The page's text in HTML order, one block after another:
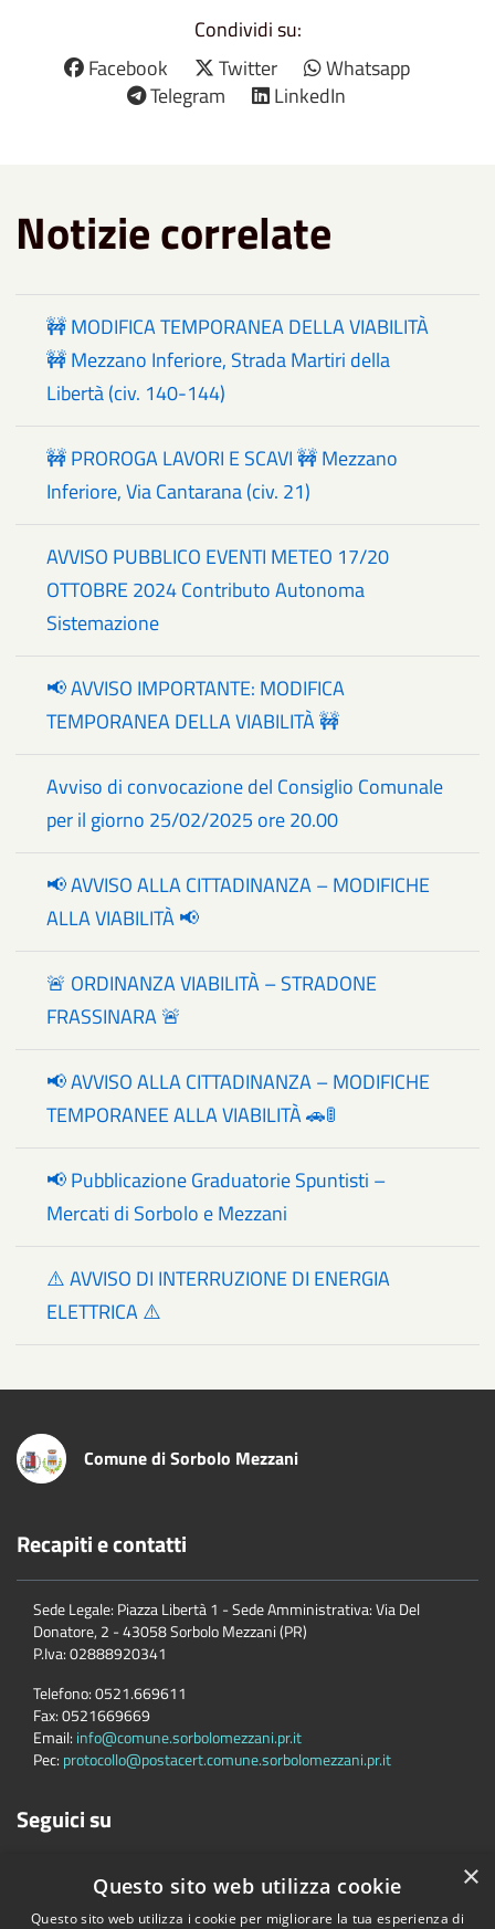
Condividi su:
Facebook
Twitter
Whatsapp
Telegram
LinkedIn
Notizie correlate
🚧 MODIFICA TEMPORANEA DELLA VIABILITÀ
🚧 Mezzano Inferiore, Strada Martiri della
Libertà (civ. 140-144)
🚧 PROROGA LAVORI E SCAVI 🚧 Mezzano
Inferiore, Via Cantarana (civ. 21)
AVVISO PUBBLICO EVENTI METEO 17/20
OTTOBRE 2024 Contributo Autonoma
Sistemazione
📢 AVVISO IMPORTANTE: MODIFICA
TEMPORANEA DELLA VIABILITÀ 🚧
Avviso di convocazione del Consiglio Comunale
per il giorno 25/02/2025 ore 20.00
📢 AVVISO ALLA CITTADINANZA – MODIFICHE
ALLA VIABILITÀ 📢
🚨 ORDINANZA VIABILITÀ – STRADONE
FRASSINARA 🚨
📢 AVVISO ALLA CITTADINANZA – MODIFICHE
TEMPORANEE ALLA VIABILITÀ 🚗🚦
📢 Pubblicazione Graduatorie Spuntisti –
Mercati di Sorbolo e Mezzani
⚠️ AVVISO DI INTERRUZIONE DI ENERGIA
ELETTRICA ⚠️
Comune di Sorbolo Mezzani
Recapiti e contatti
Sede Legale: Piazza Libertà 1 - Sede Amministrativa: Via Del
Donatore, 2 - 43058 Sorbolo Mezzani (PR)
P.Iva:02888920341
Telefono:0521.669611
Fax:0521669669
Email: info@comune.sorbolomezzani.pr.it
Pec: protocollo@postacert.comune.sorbolomezzani.pr.it
Seguici su
×
Questo sito web utilizza cookie
Questo sito web utilizza i cookie per migliorare la tua esperienza di